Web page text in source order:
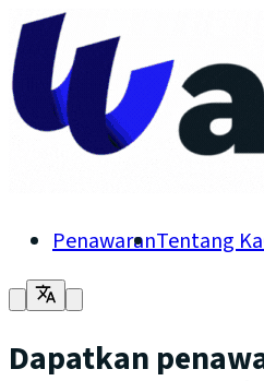
PenawaranTentang
Dapatkan